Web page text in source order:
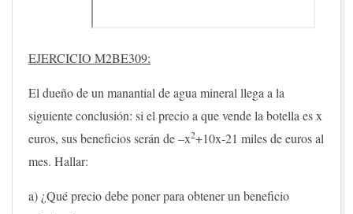
EJERCICIO M2BE309:
El dueño de un manantial de agua mineral llega a la
siguiente conclusión: si el precio a que vende la botella es x
euros, sus beneficios serán de –x2+10x-21 miles de euros al
mes. Hallar:
a) ¿Qué precio debe poner para obtener un beneficio